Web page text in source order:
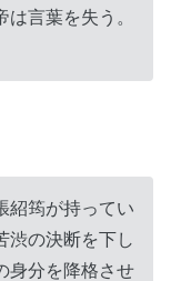
言葉を失う。
紹筠が持ってい
渋の決断を下し
身分を降格させ